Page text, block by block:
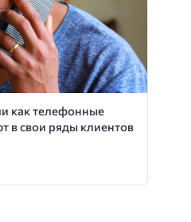
как телефонные
в свои ряды клиентов